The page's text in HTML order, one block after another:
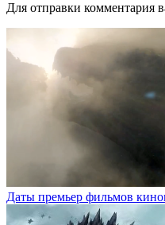
Для отправки комментария
Даты премьер фильмов